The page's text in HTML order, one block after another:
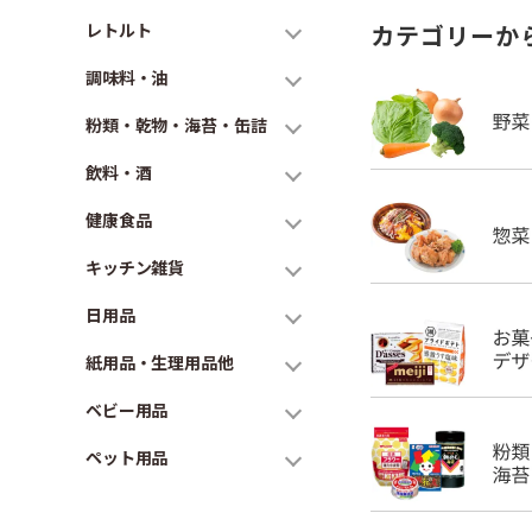
レトルト
調味料・油
粉類・乾物・海苔・缶詰
飲料・酒
健康食品
キッチン雑貨
日用品
紙用品・生理用品他
ベビー用品
ペット用品
カテゴリーか